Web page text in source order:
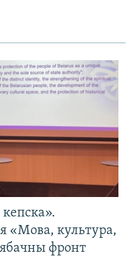
кепска».
«Мова, культура,
фронт